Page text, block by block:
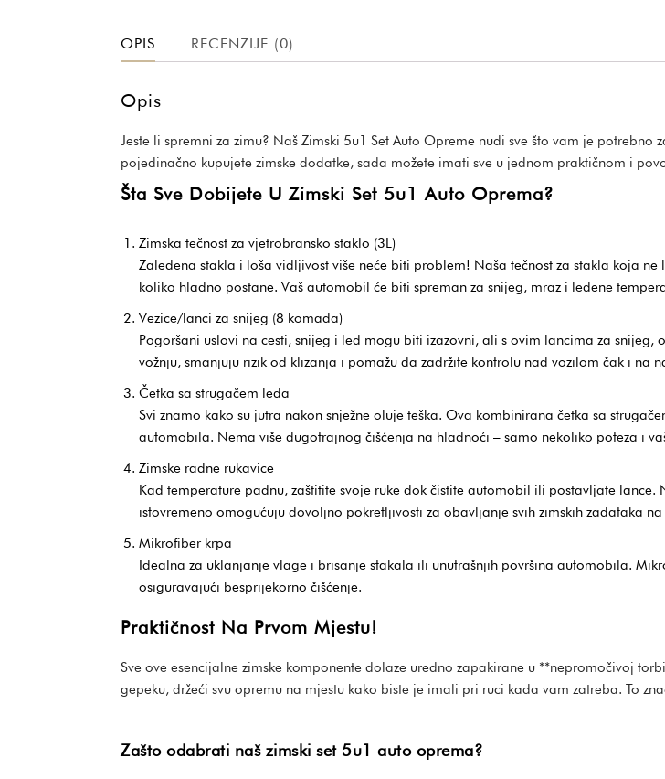
OPIS RECENZIJE (0)
Opis
Jeste li spremni za zimu? Naš Zimski 5u1 Set Auto Opreme nudi sve što vam je
pojedinačno kupujete zimske dodatke, sada možete imati sve u jednom praktičnom i
Šta Sve Dobijete U Zimski Set 5u1 Auto Oprema?
Zimska tečnost za vjetrobransko staklo (3L)
Zaleđena stakla i loša vidljivost više neće biti problem! Naša tečnost za stakla koja
koliko hladno postane. Vaš automobil će biti spreman za snijeg, mraz i ledene
Vezice/lanci za snijeg (8 komada)
Pogoršani uslovi na cesti, snijeg i led mogu biti izazovni, ali s ovim lancima za
vožnju, smanjuju rizik od klizanja i pomažu da zadržite kontrolu nad vozilom čak i na
Četka sa strugačem leda
Svi znamo kako su jutra nakon snježne oluje teška. Ova kombinirana četka sa
automobila. Nema više dugotrajnog čišćenja na hladnoći – samo nekoliko poteza i
Zimske radne rukavice
Kad temperature padnu, zaštitite svoje ruke dok čistite automobil ili postavljate
istovremeno omogućuju dovoljno pokretljivosti za obavljanje svih zimskih zadataka
Mikrofiber krpa
Idealna za uklanjanje vlage i brisanje stakala ili unutrašnjih površina automobila.
osiguravajući besprijekorno čišćenje.
Praktičnost Na Prvom Mjestu!
Sve ove esencijalne zimske komponente dolaze uredno zapakirane u **nepromočivoj
gepeku, držeći svu opremu na mjestu kako biste je imali pri ruci kada vam zatreba. To
Zašto odabrati naš zimski set 5u1 auto oprema?